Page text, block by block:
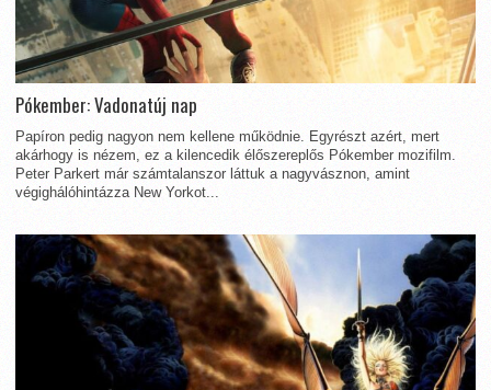
Pókember: Vadonatúj nap
Papíron pedig nagyon nem kellene működnie. Egyrészt azért, mert
akárhogy is nézem, ez a kilencedik élőszereplős Pókember mozifilm.
Peter Parkert már számtalanszor láttuk a nagyvásznon, amint
végighálóhintázza New Yorkot...